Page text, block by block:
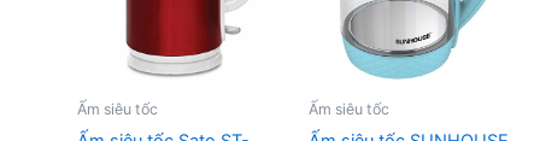
Ấm siêu tốc Ấm siêu tốc